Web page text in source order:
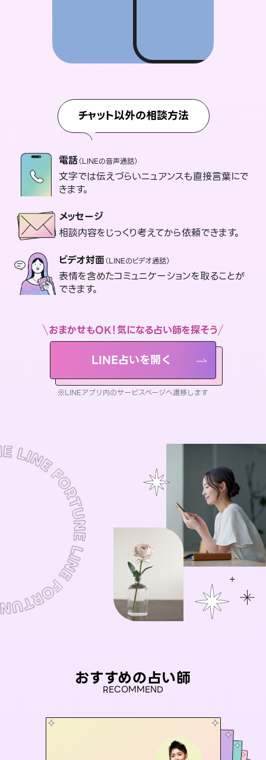
チャット以外の相談方法
電話（LINEの音声通話）
文字では伝えづらいニュアンスも直接言葉にで
きます。
メッセージ
相談内容をじっくり考えてから依頼できます。
ビデオ対面（LINEのビデオ通話）
表情を含めたコミュニケーションを取ることが
できます。
おまかせもOK！気になる占い師を探そう
LINE占いを開く
※LINEアプリ内のサービスページへ遷移します
おすすめの占い師
RECOMMEND